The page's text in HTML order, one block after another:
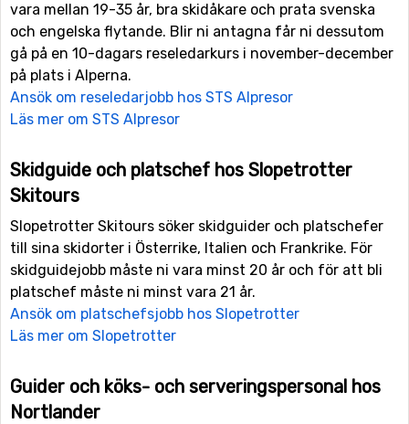
vara mellan 19-35 år, bra skidåkare och prata svenska
och engelska flytande. Blir ni antagna får ni dessutom
gå på en 10-dagars reseledarkurs i november-december
på plats i Alperna.
Ansök om reseledarjobb hos STS Alpresor
Läs mer om STS Alpresor
Skidguide och platschef hos Slopetrotter
Skitours
Slopetrotter Skitours söker skidguider och platschefer
till sina skidorter i Österrike, Italien och Frankrike. För
skidguidejobb måste ni vara minst 20 år och för att bli
platschef måste ni minst vara 21 år.
Ansök om platschefsjobb hos Slopetrotter
Läs mer om Slopetrotter
Guider och köks- och serveringspersonal hos
Nortlander